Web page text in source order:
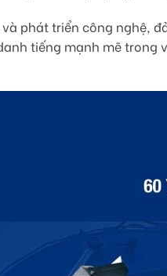
phát triển công nghệ,
tiếng mạnh mẽ